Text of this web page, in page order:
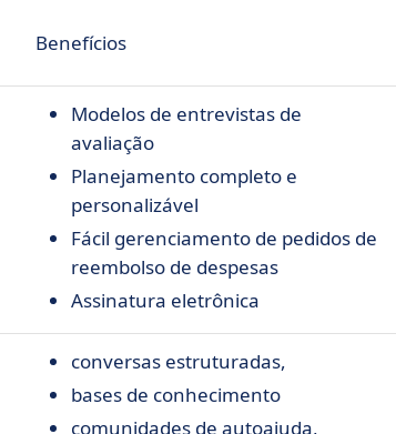
Benefícios
Modelos de entrevistas de
avaliação
Planejamento completo e
personalizável
Fácil gerenciamento de pedidos de
reembolso de despesas
Assinatura eletrônica
conversas estruturadas,
bases de conhecimento
comunidades de autoajuda,